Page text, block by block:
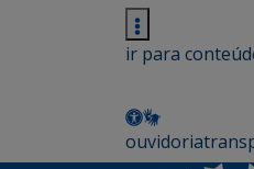
ir para
ouvidoria